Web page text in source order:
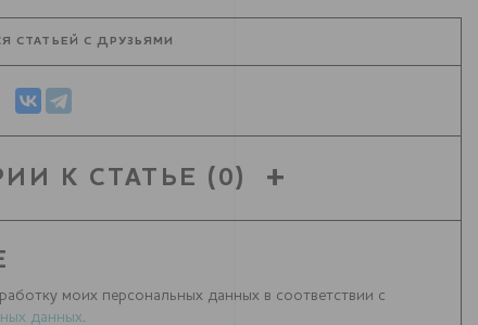
СТАТЬЕЙ С ДРУЗЬЯМИ
К СТАТЬЕ (0)
моих персональных данных в соответствии с
данных.